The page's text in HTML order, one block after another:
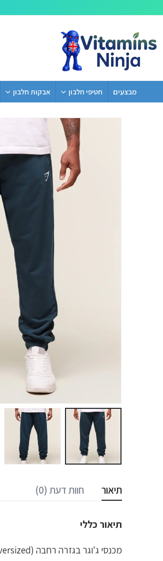
מבצעים חטיפי חלבון אבקות חלבון
תיאור חוות דעת (0)
תיאור כללי
מכנסי ג'וגר בגזרה רחבה (Oversized) בצבע כחול נייבי, מעוצבים לנוחות מרבית ולמראה מודרני. מתאימים לשימוש יומיומי, אימונים קלים או מנוחה בבית.